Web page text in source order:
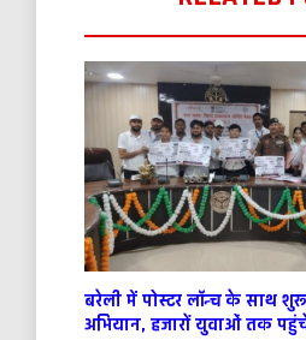
बरेली में पोस्टर लॉन्च के साथ
अभियान, हजारों युवाओं तक